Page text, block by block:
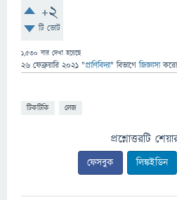
+2
টি ভোট
1,530 বার দেখা হয়েছে
26 ফেব্রুয়ারি 2021 "প্রাণিবিদ্যা" বিভাগে জিজ্ঞাসা
টিকটিকি লেজ
প্রশ্নোত্তরটি
ফেসবুক লিঙ্কইডিন